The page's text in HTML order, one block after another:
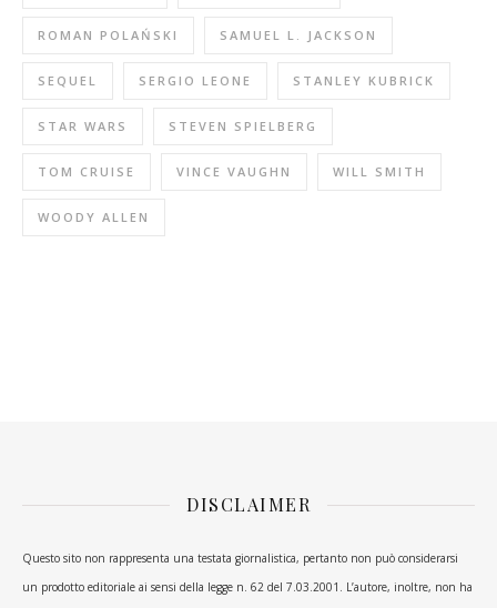
ROMAN POLAŃSKI SAMUEL L. JACKSON
SEQUEL SERGIO LEONE STANLEY KUBRICK
STAR WARS STEVEN SPIELBERG
TOM CRUISE VINCE VAUGHN WILL SMITH
WOODY ALLEN
DISCLAIMER
Questo sito non rappresenta una testata giornalistica, pertanto non può considerarsi
un prodotto editoriale ai sensi della legge n. 62 del 7.03.2001. L’autore, inoltre, non ha